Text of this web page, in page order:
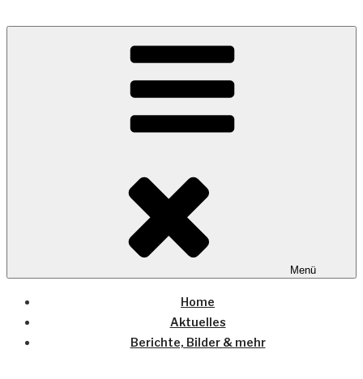
COUNTRYHOME
Wo die (Country-) Musik Zuhause ist
Menü
Home
Aktuelles
Berichte, Bilder & mehr